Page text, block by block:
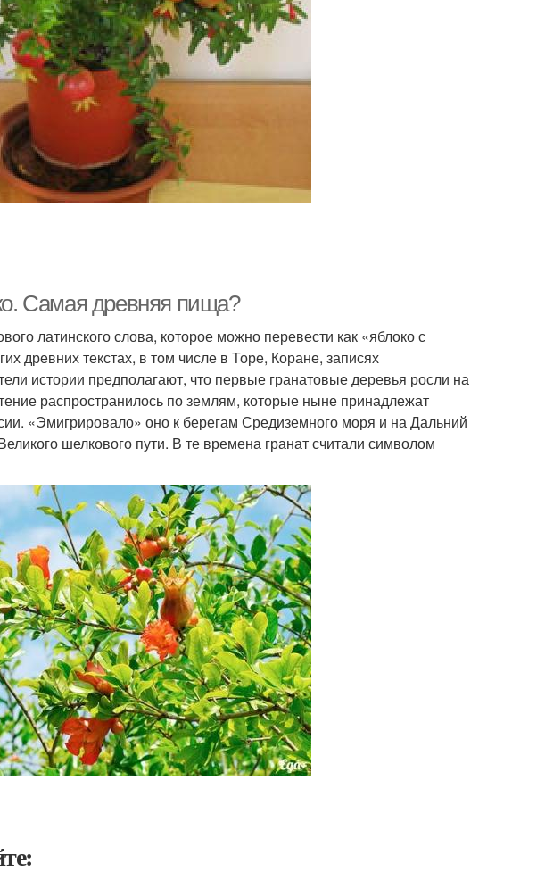
Самая древняя пища?
латинского слова, которое можно перевести как «яблоко с
древних текстах, в том числе в Торе, Коране, записях
истории предполагают, что первые гранатовые деревья росли на
распространилось по землям, которые ныне принадлежат
«Эмигрировало» оно к берегам Средиземного моря и на Дальний
шелкового пути. В те времена гранат считали символом